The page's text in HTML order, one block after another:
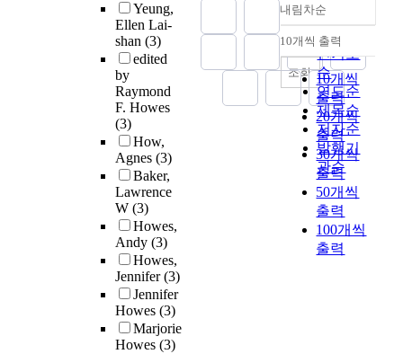
Yeung,
Ellen Lai-
shan (3)
edited
by
Raymond
F. Howes
(3)
How,
Agnes (3)
Baker,
Lawrence
W (3)
Howes,
Andy (3)
Howes,
Jennifer(3)
Jennifer
Howes (3)
Marjorie
Howes (3)
정확도
순
인기도
순
연도순
제목순
저자순
발행기
관순
내림차순
내림차순
10개씩 출력
10개씩
출력
20개씩
출력
30개씩
출력
50개씩
출력
100개씩
출력
조회